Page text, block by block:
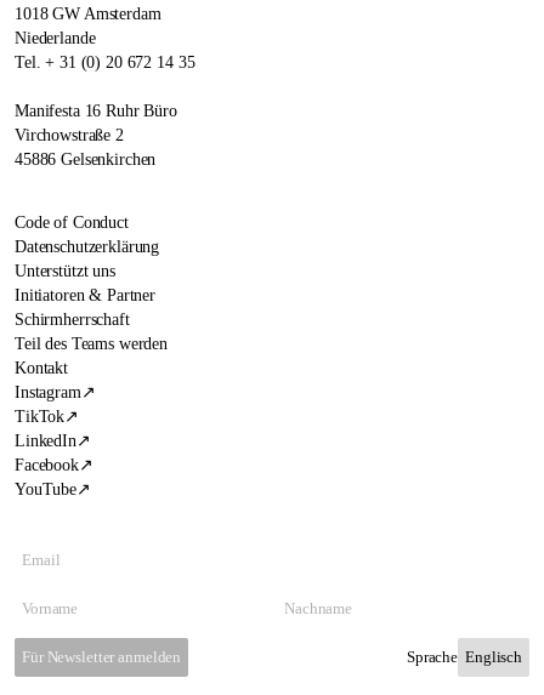
1018 GW Amsterdam
Niederlande
Tel. + 31 (0) 20 672 14 35
Manifesta 16 Ruhr Büro
Virchowstraße 2
45886 Gelsenkirchen
Code of Conduct
Datenschutzerklärung
Unterstützt uns
Initiatoren & Partner
Schirmherrschaft
Teil des Teams werden
Kontakt
Instagram ↗
TikTok↗
LinkedIn ↗
Facebook↗
YouTube↗
Für Newsletter anmelden Sprache